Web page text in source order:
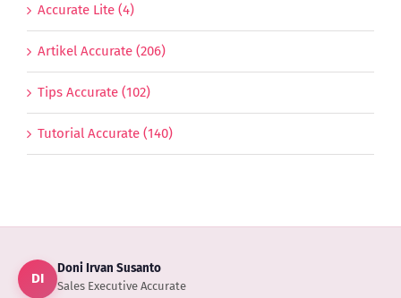
Accurate Lite (4)
Artikel Accurate (206)
Tips Accurate (102)
Tutorial Accurate (140)
DI
Doni Irvan Susanto
Sales Executive Accurate